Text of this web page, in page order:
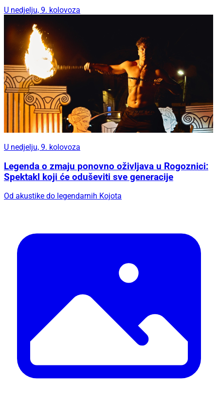
U nedjelju, 9. kolovoza
U nedjelju, 9. kolovoza
Legenda o zmaju ponovno oživljava u Rogoznici:
Spektakl koji će oduševiti sve generacije
Od akustike do legendarnih Kojota